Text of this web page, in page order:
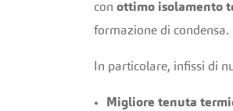
con ottimo isolamento
formazione di condensa.
In particolare, infissi di
Migliore tenuta